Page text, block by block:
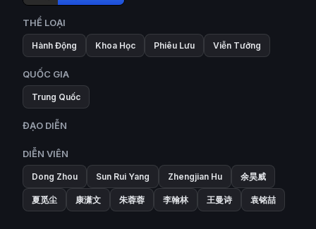
THỂ LOẠI
Hành Động Khoa Học Phiêu Lưu Viễn Tưởng
QUỐC GIA
Trung Quốc
ĐẠO DIỄN
DIỄN VIÊN
Dong Zhou Sun Rui Yang Zhengjian Hu 余昊威
夏觅尘 康潇文 朱蓉蓉 李翰林 王曼诗 袁铭喆